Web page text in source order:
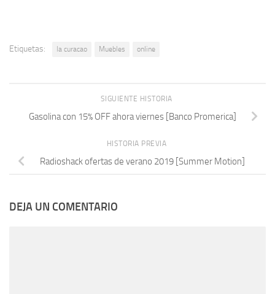
Etiquetas: la curacao Muebles online
SIGUIENTE HISTORIA
Gasolina con 15% OFF ahora viernes [Banco Promerica]
HISTORIA PREVIA
Radioshack ofertas de verano 2019 [Summer Motion]
DEJA UN COMENTARIO